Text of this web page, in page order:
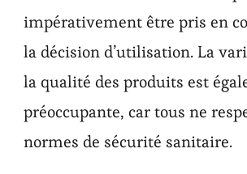
impérativement être pris en
la décision d’utilisation. La
la qualité des produits est
préoccupante, car tous ne
normes de sécurité sanitaire.